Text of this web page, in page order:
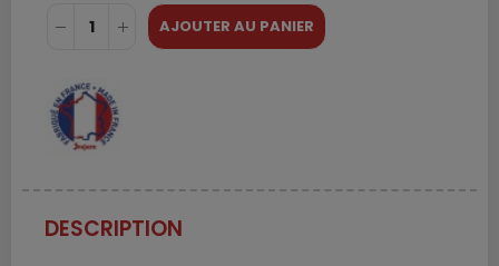
AJOUTER AU PANIER
DESCRIPTION